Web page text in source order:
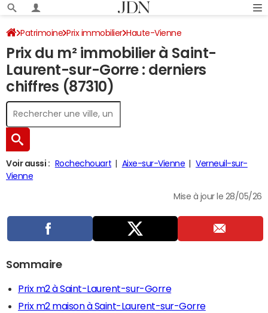
Patrimoine Prix immobilier Haute-Vienne
Saint-Laurent-sur-Gorre
Prix du m² immobilier à Saint-
Laurent-sur-Gorre : derniers
chiffres (87310)
Voir aussi : Rochechouart Aixe-sur-Vienne
Verneuil-sur-
Vienne
Mise à jour le 28/05/26
Sommaire
Prix m2 à Saint-Laurent-sur-Gorre
Prix m2 maison à Saint-Laurent-sur-Gorre